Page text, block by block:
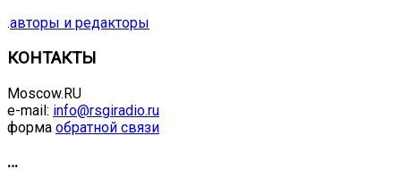
.авторы и редакторы
КОНТАКТЫ
Moscow.RU
e-mail: info@rsgiradio.ru
форма обратной связи
…